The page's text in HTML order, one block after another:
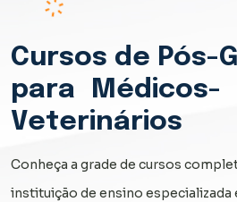
Cursos de Pós-
para
Médicos-
Veterinários
Conheça a grade de cursos
instituição de ensino